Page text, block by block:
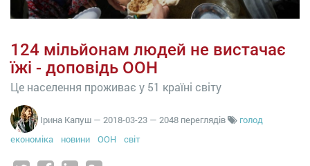
124 мільйонам людей не вистачає
їжі - доповідь ООН
Це населення проживає у 51 країні світу
Ірина Капуш — 2018-03-23 — 2048 переглядів
голод
економіка
новини ООН світ